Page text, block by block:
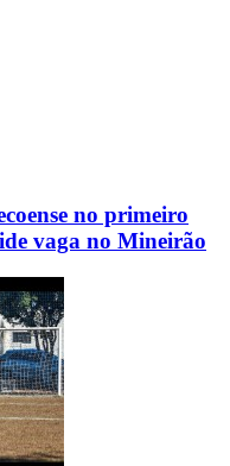
no primeiro
vaga no Mineirão